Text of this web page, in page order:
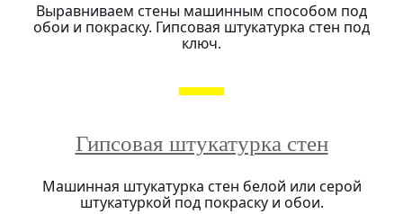
Выравниваем стены машинным способом под
обои и покраску. Гипсовая штукатурка стен под
ключ.
Гипсовая штукатурка стен
Машинная штукатурка стен белой или серой
штукатуркой под покраску и обои.